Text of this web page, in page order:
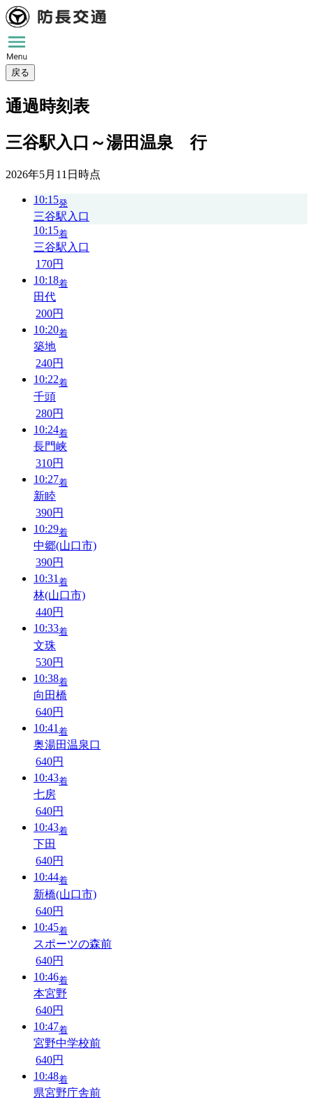
戻る
通過時刻表
三谷駅入口～湯田温泉 行
2026年5月11日 時点
10:15発
三谷駅入口
10:15着
三谷駅入口
170円
10:18着
田代
200円
10:20着
築地
240円
10:22着
千頭
280円
10:24着
長門峡
310円
10:27着
新睦
390円
10:29着
中郷(山口市)
390円
10:31 着
林(山口市)
440円
10:33着
文珠
530円
10:38着
向田橋
640円
10:41 着
奥湯田温泉口
640円
10:43着
七房
640円
10:43着
下田
640円
10:44着
新橋(山口市)
640円
10:45着
スポーツの森前
640円
10:46着
本宮野
640円
10:47着
宮野中学校前
640円
10:48着
県宮野庁舎前